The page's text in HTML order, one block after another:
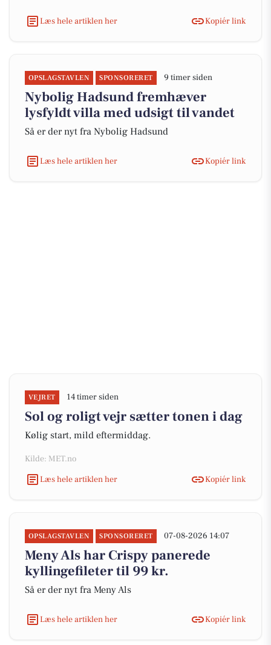
Læs hele artiklen her Kopiér link
OPSLAGSTAVLEN SPONSORERET 9 timer siden
Nybolig Hadsund fremhæver
lysfyldt villa med udsigt til vandet
Så er der nyt fra Nybolig Hadsund
Læs hele artiklen her Kopiér link
VEJRET 14 timer siden
Sol og roligt vejr sætter tonen i dag
Kølig start, mild eftermiddag.
Kilde: MET.no
Læs hele artiklen her
Kopiér link
OPSLAGSTAVLEN SPONSORERET 07-08-2026 14:07
Meny Als har Crispy panerede
kyllingefileter til 99 kr.
Så er der nyt fra Meny Als
Læs hele artiklen her Kopiér link